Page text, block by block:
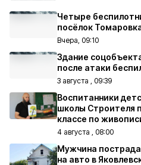
Четыре
посёлок
Вчера, 09:10
Здание
после атаки
3 августа , 09:39
Воспитанники
школы Строителя
классе по
4 августа , 08:00
Мужчина
на авто в